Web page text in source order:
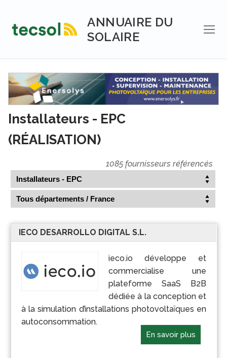
contenu
ANNUAIRE DU
SOLAIRE
Installateurs - EPC
(RÉALISATION)
1085 fournisseurs référencés
IECO DESARROLLO DIGITAL S.L.
ieco.io développe et
commercialise une
plateforme SaaS B2B
dédiée à la conception et
à la simulation d’installations photovoltaïques en
autoconsommation.
En savoir plus